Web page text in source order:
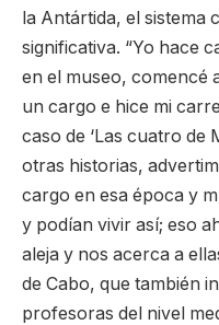
la Antártida, el sistema
significativa. “Yo hace
en el museo, comencé
un cargo e hice mi
caso de ‘Las cuatro de
otras historias,
cargo en esa época y
y podían vivir así; eso
aleja y nos acerca a
de Cabo, que también
profesoras del nivel